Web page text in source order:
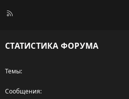
R
СТАТИСТИКА ФОРУМА
Темы
Сообщения